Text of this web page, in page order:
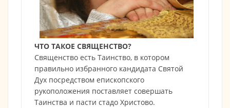
ЧТО ТАКОЕ СВЯЩЕНСТВО?
Священство есть Таинство, в котором
правильно избранного кандидата Святой
Дух посредством епископского
рукоположения поставляет совершать
Таинства и пасти стадо Христово.